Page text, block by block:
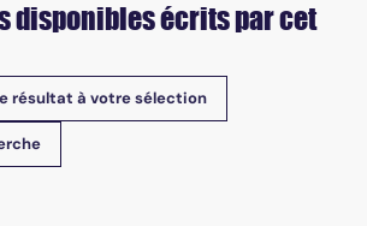
disponibles écrits par cet
résultat à votre sélection